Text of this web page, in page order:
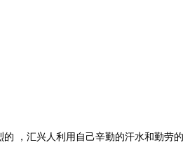
，汇兴人利用自己辛勤的汗水和勤劳的